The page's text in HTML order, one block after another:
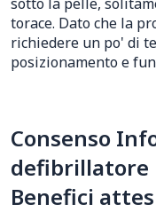
torace. Dato che la
richiedere un po' di
posizionamento e
Consenso
defibrillatore
Benefici